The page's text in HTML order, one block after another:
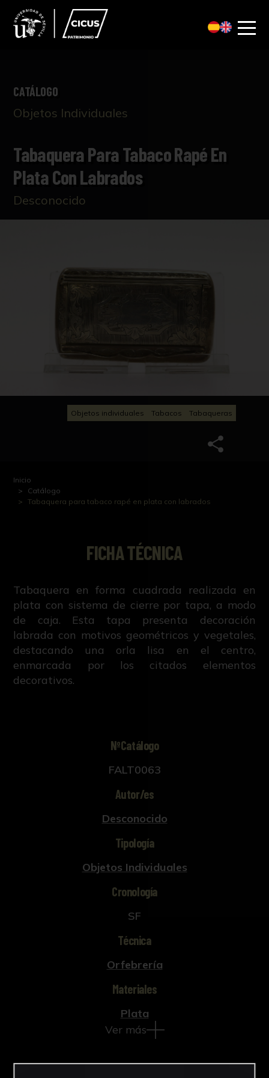
CATÁLOGO
Objetos Individuales
Tabaquera Para Tabaco Rapé En
Plata Con Labrados
Desconocido
Objetos individuales Tabacos Tabaqueras
Inicio
Catálogo
Tabaquera para tabaco rapé en plata con labrados
FICHA TÉCNICA
Tabaquera en forma cuadrada realizada en
plata con sistema de cierre por tapa, a modo
de caja. Esta tapa presenta decoración
labrada con motivos geométricos y vegetales,
destacando una orla lisa en el centro,
enmarcada por los citados elementos
decorativos.
NºCatálogo
FALT0063
Autor/es
Desconocido
Tipología
Objetos Individuales
Cronología
SF
Técnica
Orfebrería
Materiales
Plata
Ver más